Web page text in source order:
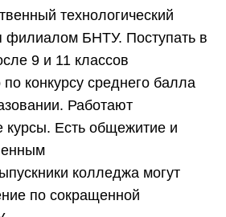
балл на
2019 году
После
какого
класса
Вступительные
испытания
после 9
классов
конкурс
среднего
балла